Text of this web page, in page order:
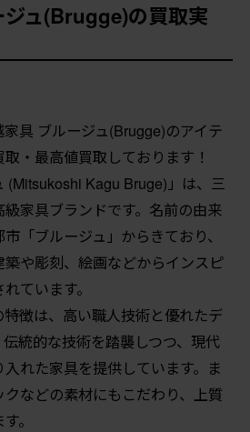
ュ(Brugge)の買取実
具 ブルージュ(Brugge)のアイテ
・最高値買取しております！
(Mitsukoshi Kagu Bruge)」は、三
家具ブランドです。名前の由来
「ブルージュ」からきており、
や彫刻、絵画などからインスピ
ています。
徴は、高い職人技術と優れたデ
統的な技術を踏襲しつつ、現代
れた家具を提供しています。ま
などの素材にもこだわり、上質
。